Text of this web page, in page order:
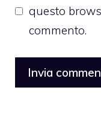
questo
commento.